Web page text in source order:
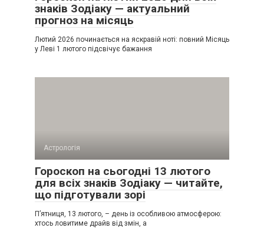
знаків Зодіаку — актуальний
прогноз на місяць
Лютий 2026 починається на яскравій ноті: повний Місяць
у Леві 1 лютого підсвічує бажання
Астрологія
Гороскоп на сьогодні 13 лютого
для всіх знаків Зодіаку — читайте,
що підготували зорі
П’ятниця, 13 лютого, – день із особливою атмосферою:
хтось ловитиме драйв від змін, а